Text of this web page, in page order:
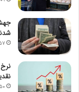
۱۰:۵۷ |
۱۰:۵۰ |